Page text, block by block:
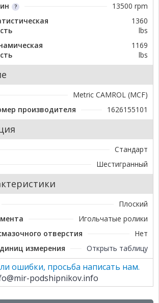
13500 rpm
1360
lbs
1169
lbs
Metric CAMROL (MCF)
производителя
1626155101
Стандарт
Шестигранный
Плоский
Игольчатые ролики
отверстия
Нет
измерения
Открыть таблицу
ошибки, просьба написать нам.
podshipnikov.info